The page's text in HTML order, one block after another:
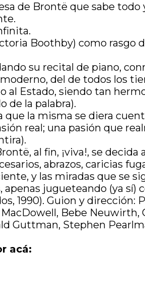
de Brontë que sabe todo
Boothby) como rasgo
su recital de piano,
del de todos los
al Estado, siendo tan
de la palabra).
la misma se diera
real; una pasión que
al fin, ¡viva!, se decida
abrazos, caricias
y las miradas que se
jugueteando (ya sí)
1990). Guion y
Bebe
Guttman, Stephen
acá: